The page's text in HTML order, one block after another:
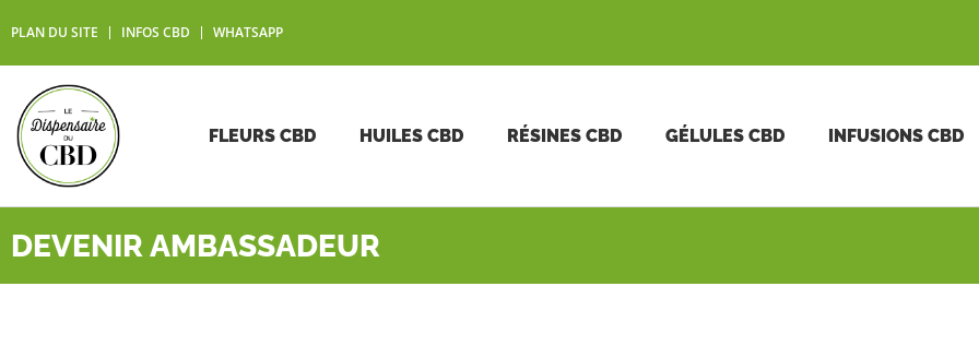
PLAN DU SITE INFOS CBD WHATSAPP
FLEURS CBD HUILES CBD RÉSINES CBD GÉLULES CBD INFUSIONS CBD
DEVENIR AMBASSADEUR